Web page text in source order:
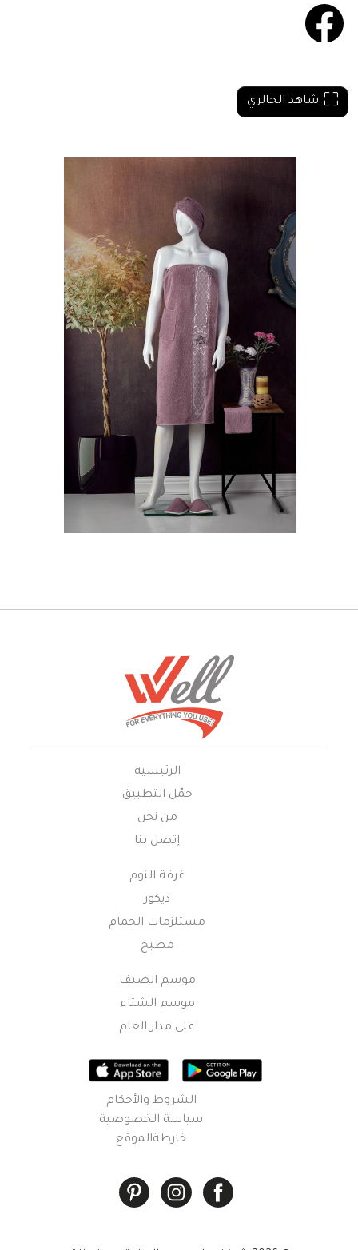
شاهد الجالري
الرئيسية
حمّل التطبيق
من نحن
إتصل بنا
غرفة النوم
ديكور
مستلزمات الحمام
مطبخ
موسم الصيف
موسم الشتاء
على مدار العام
الشروط والأحكام
سياسة الخصوصية
خارطةالموقع